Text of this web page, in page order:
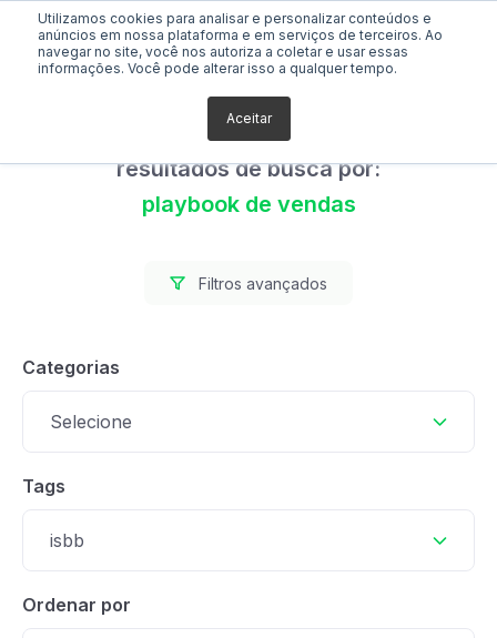
Utilizamos cookies para analisar e personalizar conteúdos e
anúncios em nossa plataforma e em serviços de terceiros. Ao
navegar no site, você nos autoriza a coletar e usar essas
informações. Você pode alterar isso a qualquer tempo.
Aceitar
Foram encontrados 0
resultados de busca por:
playbook de vendas
Filtros avançados
Categorias
Selecione
Tags
isbb
Ordenar por